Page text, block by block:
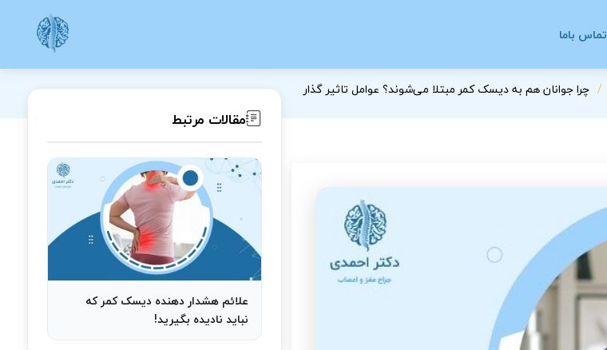
تماس باما
چرا جوانان هم به دیسک کمر مبتلا می‌شوند؟ عوامل تاثیر گذار
مقالات مرتبط
علائم هشدار دهنده دیسک کمر که
نباید نادیده بگیرید!